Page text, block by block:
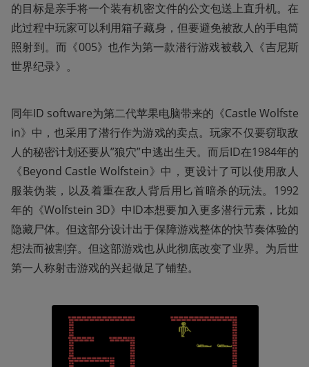
的目标是亲手将一个装有机密文件的公文包送上直升机。在
此过程中玩家可以利用箱子藏身，但要避免被敌人的手电筒
照射到。而《005》也作为第一款潜行游戏被载入《吉尼斯
世界纪录》。
同年ID software为第二代苹果电脑带来的《Castle Wolfste
in》中，也采用了潜行作为游戏的卖点。玩家不仅要窃取敌
人的秘密计划还要从”狼穴”中逃出生天。而后ID在1984年的
《Beyond Castle Wolfstein》中，更设计了可以使用敌人
服装伪装，以及着重在敌人背后用匕首暗杀的玩法。1992
年的《Wolfstein 3D》中ID本想要加入更多潜行元素，比如
隐藏尸体。但这部分设计出于保障游戏整体的快节奏体验的
想法而被割弃。但这部游戏也从此彻底改变了业界。为后世
第一人称射击游戏的兴起做足了铺垫。